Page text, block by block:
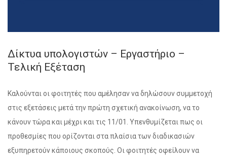
Δίκτυα υπολογιστών – Εργαστήριο –
Τελική Εξέταση
Καλούνται οι φοιτητές που αμέλησαν να δηλώσουν συμμετοχή
στις εξετάσεις μετά την πρώτη σχετική ανακοίνωση, να το
κάνουν τώρα και μέχρι και τις 11/01. Υπενθυμίζεται πως οι
προθεσμίες που ορίζονται στα πλαίσια των διαδικασιών
εξυπηρετούν κάποιους σκοπούς. Οι φοιτητές οφείλουν να